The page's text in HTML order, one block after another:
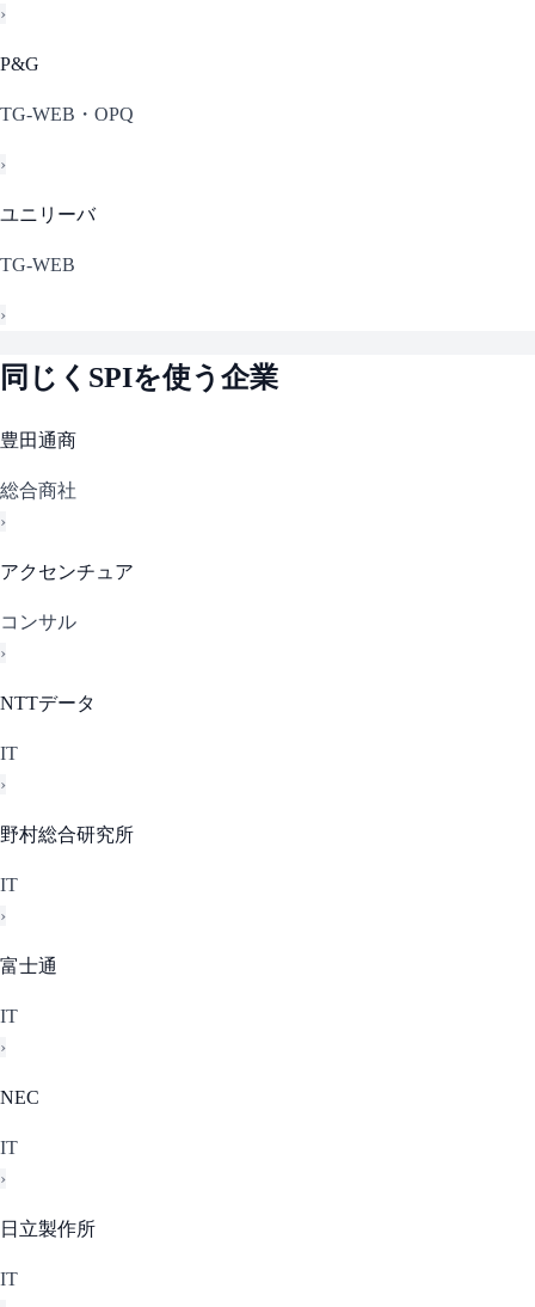
›
P&G
TG-WEB・OPQ
›
ユニリーバ
TG-WEB
›
同じく SPIを使う企業
豊田通商
総合商社
›
アクセンチュア
コンサル
›
NTTデータ
IT
›
野村総合研究所
IT
›
富士通
IT
›
NEC
IT
›
日立製作所
IT